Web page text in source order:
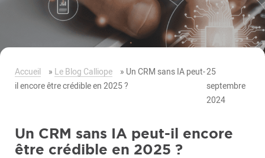
Accueil » Le Blog Calliope » Un CRM sans IA peut-
il encore être crédible en 2025 ?
25
septembre
2024
Un CRM sans IA peut-il encore
être crédible en 2025 ?